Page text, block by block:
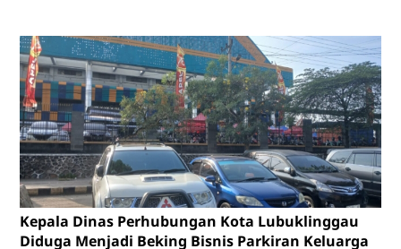
Kepala Dinas Perhubungan Kota Lubuklinggau
Diduga Menjadi Beking Bisnis Parkiran Keluarga